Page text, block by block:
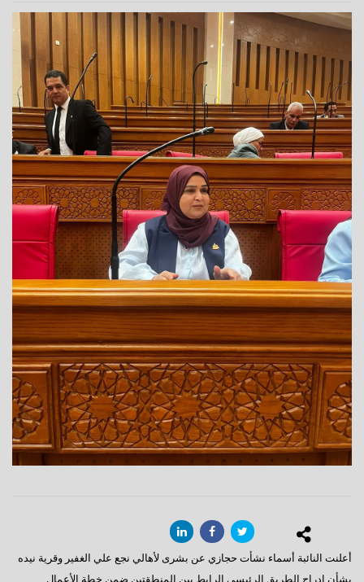
أعلنت النائبة أسماء نشأت حجازي عن بشرى لأهالي نجع علي الغفير وقرية نيده
بشأن إدراج الطريق الرئيسي الرابط بين المنطقتين ضمن خطة الأعمال